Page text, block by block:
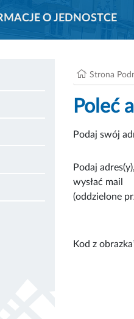
O JEDNOSTCE
Strona
Poleć
Podaj swój
Podaj
wysłać mail
(oddzielone
Kod z